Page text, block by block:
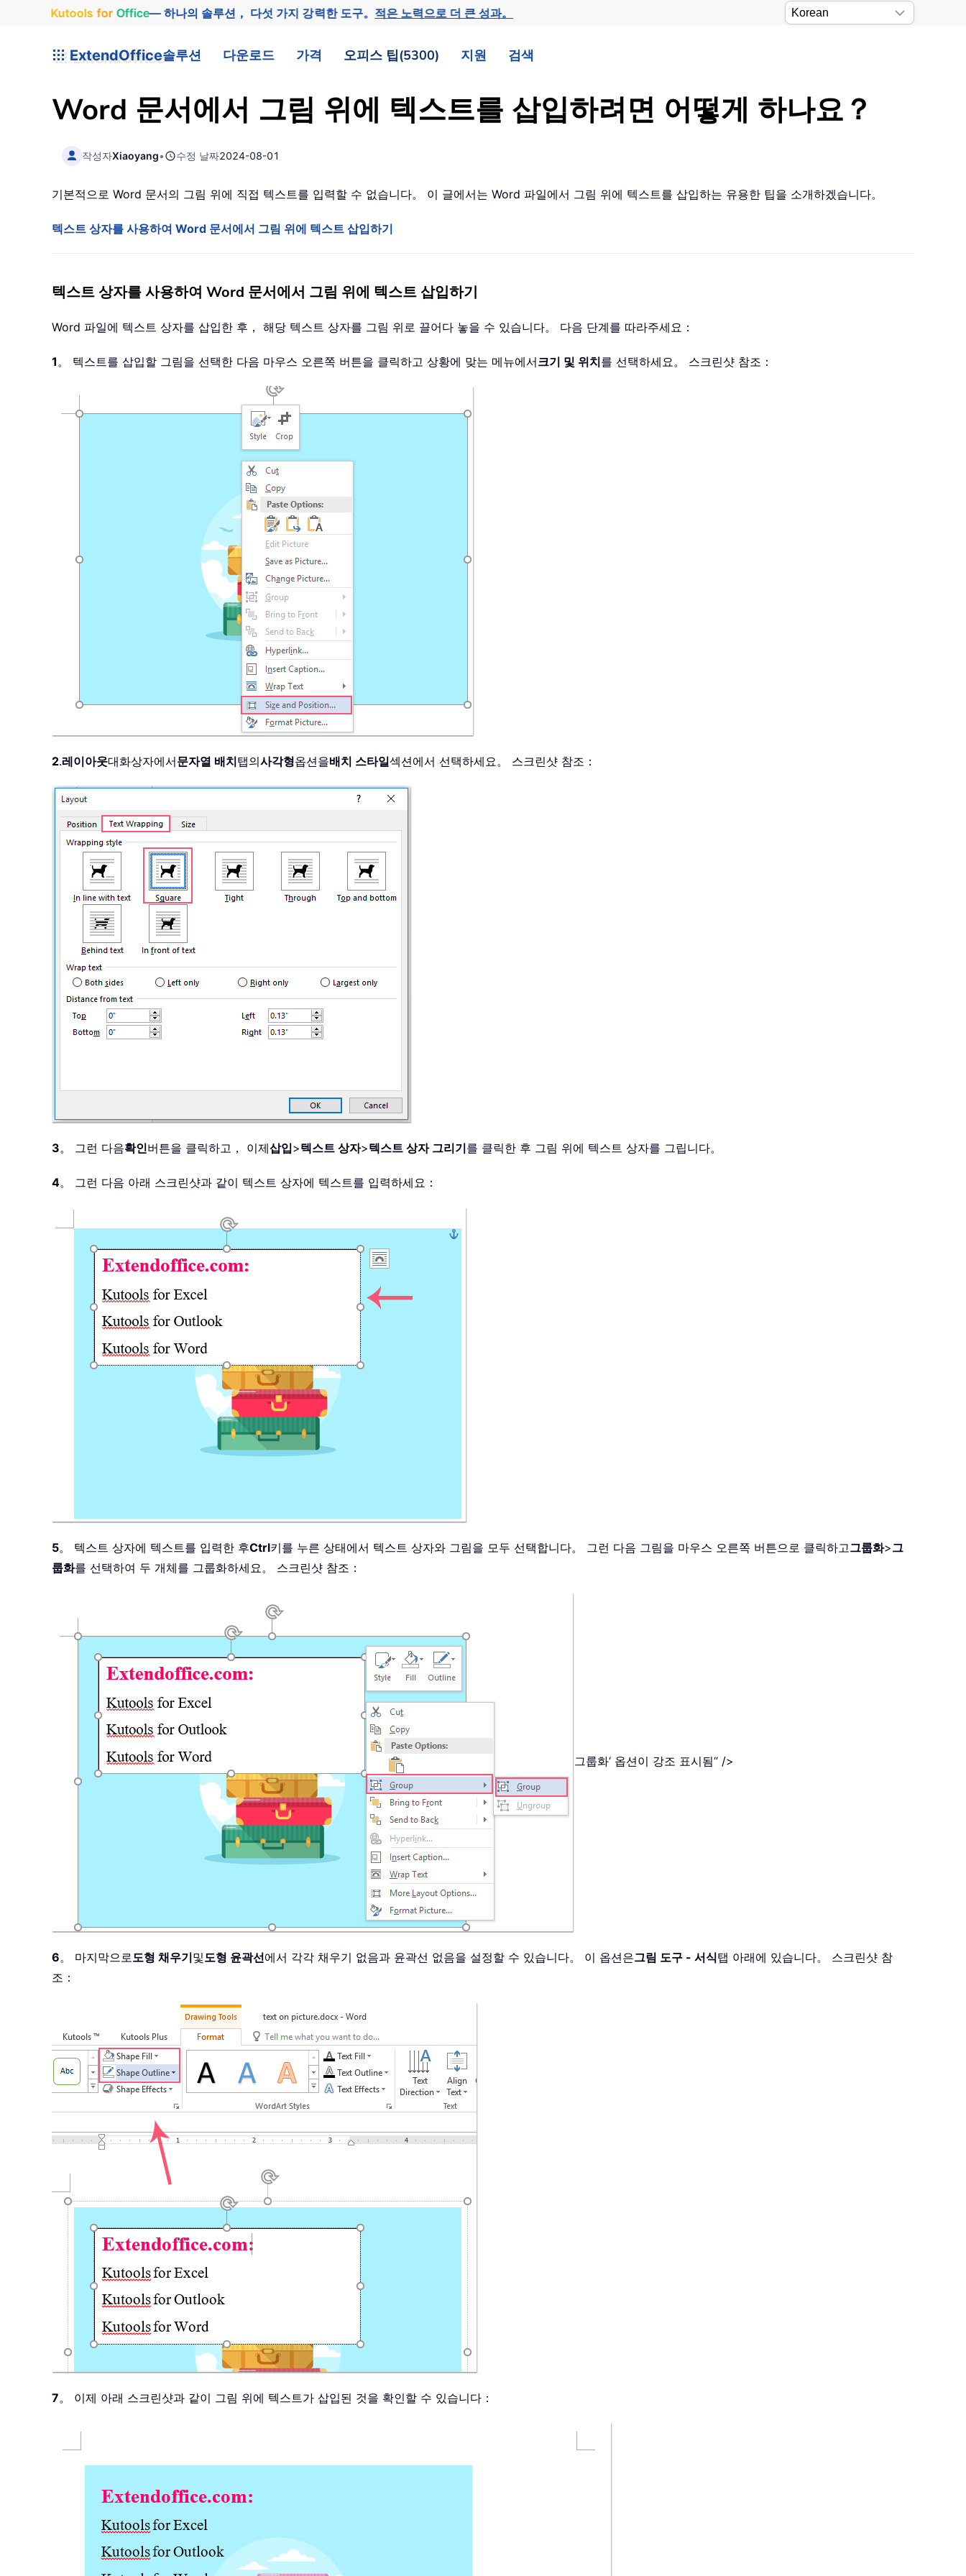
Kutools for Office— 하나의 솔루션， 다섯 가지 강력한 도구。 적은 노력으로 더 큰 성과。
ExtendOffice솔루션 다운로드 가격 오피스 팁(5300) 지원 검색
Word 문서에서 그림 위에 텍스트를 삽입하려면 어떻게 하나요？
작성자Xiaoyang• 수정 날짜2024-08-01
기본적으로 Word 문서의 그림 위에 직접 텍스트를 입력할 수 없습니다。 이 글에서는 Word 파일에서 그림 위에 텍스트를 삽입하는 유용한 팁을 소개하겠습니다。
텍스트 상자를 사용하여 Word 문서에서 그림 위에 텍스트 삽입하기
텍스트 상자를 사용하여 Word 문서에서 그림 위에 텍스트 삽입하기
Word 파일에 텍스트 상자를 삽입한 후， 해당 텍스트 상자를 그림 위로 끌어다 놓을 수 있습니다。 다음 단계를 따라주세요：
1。 텍스트를 삽입할 그림을 선택한 다음 마우스 오른쪽 버튼을 클릭하고 상황에 맞는 메뉴에서크기 및 위치를 선택하세요。 스크린샷 참조：
2.레이아웃대화상자에서문자열 배치탭의사각형옵션을배치 스타일섹션에서 선택하세요。 스크린샷 참조：
3。 그런 다음확인버튼을 클릭하고， 이제삽입>텍스트 상자>텍스트 상자 그리기를 클릭한 후 그림 위에 텍스트 상자를 그립니다。
4。 그런 다음 아래 스크린샷과 같이 텍스트 상자에 텍스트를 입력하세요：
5。 텍스트 상자에 텍스트를 입력한 후Ctrl키를 누른 상태에서 텍스트 상자와 그림을 모두 선택합니다。 그런 다음 그림을 마우스 오른쪽 버튼으로 클릭하고그룹화>그
룹화를 선택하여 두 개체를 그룹화하세요。 스크린샷 참조：
그룹화‘ 옵션이 강조 표시됨“ />
6。 마지막으로도형 채우기및도형 윤곽선에서 각각 채우기 없음과 윤곽선 없음을 설정할 수 있습니다。 이 옵션은그림 도구 - 서식탭 아래에 있습니다。 스크린샷 참
조：
7。 이제 아래 스크린샷과 같이 그림 위에 텍스트가 삽입된 것을 확인할 수 있습니다：